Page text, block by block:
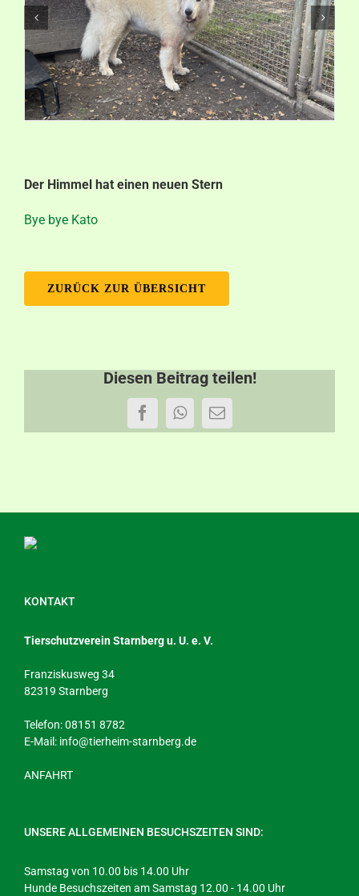
Aktuelles
Kontakt
Der Himmel hat einen neuen Stern
Bye bye Kato
ZURÜCK ZUR ÜBERSICHT
Diesen Beitrag teilen!
FacebookWhatsApp
E-
Mail
KONTAKT
Tierschutzverein Starnberg u. U. e. V.
Franziskusweg 34
82319 Starnberg
Telefon: 08151 8782
E-Mail: info@tierheim-starnberg.de
ANFAHRT
UNSERE ALLGEMEINEN BESUCHSZEITEN SIND:
Samstag von 10.00 bis 14.00 Uhr
Hunde Besuchszeiten am Samstag 12.00 - 14.00 Uhr